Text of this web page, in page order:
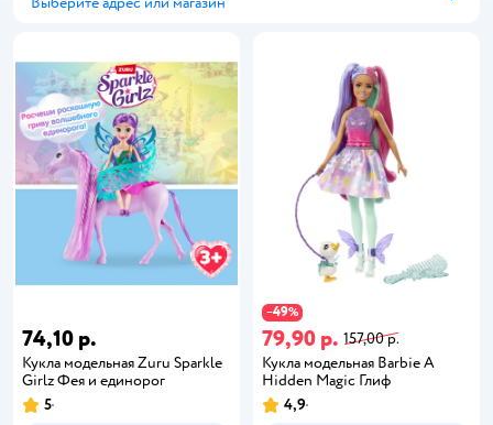
74,10 р.
Кукла модельная Zuru Sparkle
Girlz Фея и единорог
5
−49%
79,90 р. 157,00 р.
Кукла модельная Barbie A
Hidden Magic Глиф
4,9